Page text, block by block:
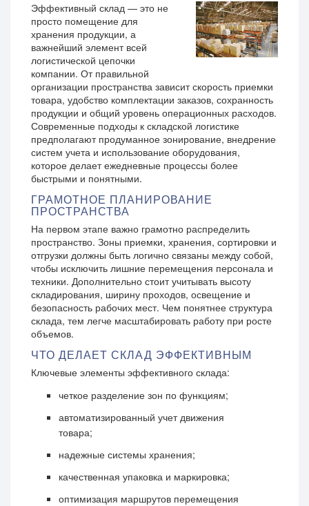
Эффективный склад — это не
просто помещение для
хранения продукции, а
важнейший элемент всей
логистической цепочки
компании. От правильной
организации пространства зависит скорость приемки
товара, удобство комплектации заказов, сохранность
продукции и общий уровень операционных расходов.
Современные подходы к складской логистике
предполагают продуманное зонирование, внедрение
систем учета и использование оборудования,
которое делает ежедневные процессы более
быстрыми и понятными.
ГРАМОТНОЕ ПЛАНИРОВАНИЕ
ПРОСТРАНСТВА
На первом этапе важно грамотно распределить
пространство. Зоны приемки, хранения, сортировки и
отгрузки должны быть логично связаны между собой,
чтобы исключить лишние перемещения персонала и
техники. Дополнительно стоит учитывать высоту
складирования, ширину проходов, освещение и
безопасность рабочих мест. Чем понятнее структура
склада, тем легче масштабировать работу при росте
объемов.
ЧТО ДЕЛАЕТ СКЛАД ЭФФЕКТИВНЫМ
Ключевые элементы эффективного склада:
четкое разделение зон по функциям;
автоматизированный учет движения
товара;
надежные системы хранения;
качественная упаковка и маркировка;
оптимизация маршрутов перемещения